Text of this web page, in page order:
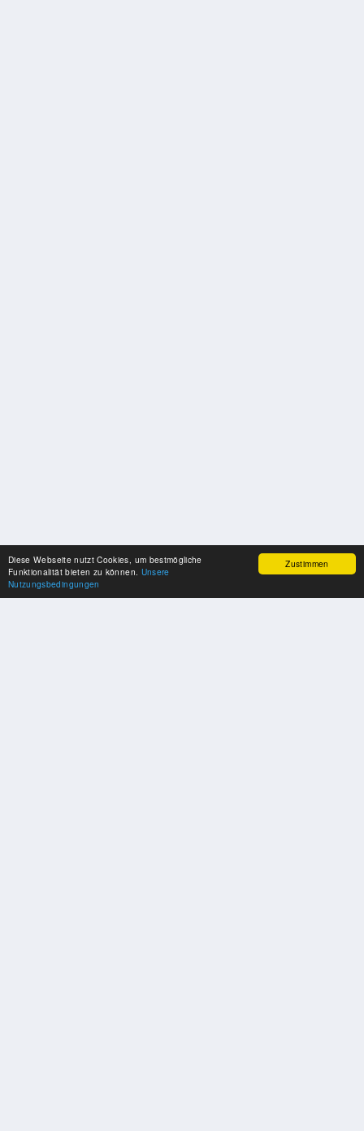
Zustimmen
Diese Webseite nutzt Cookies, um bestmögliche
Funktionalität bieten zu können. Unsere
Nutzungsbedingungen